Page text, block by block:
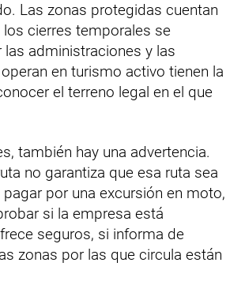
Las zonas protegidas cuentan
cierres temporales se
administraciones y las
en turismo activo tienen la
el terreno legal en el que
también hay una advertencia.
no garantiza que esa ruta sea
por una excursión en moto,
si la empresa está
seguros, si informa de
zonas por las que circula están